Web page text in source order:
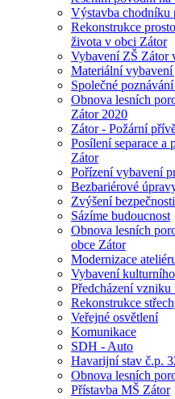
Výstavba chodníku
Rekonstrukce
života v obci Zátor
Vybavení ZŠ Zátor
Materiální
Společné
Obnova lesních
Zátor 2020
Zátor - Požární
Posílení separace a
Zátor
Pořízení vybavení
Bezbariérové
Zvýšení
Sázíme budoucnost
Obnova lesních
obce Zátor
Modernizace
Vybavení
Předcházení
Rekonstrukce
Veřejné osvětlení
Komunikace
SDH - Auto
Havarijní stav č.p.
Obnova lesních
Přístavba MŠ Zátor